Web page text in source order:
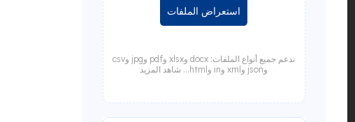
استعراض الملفات
ندعم جميع أنواع الملفات: docx وxlsx وpdf وjpg وcsv
وjson وxml وin وhtml... شاهد المزيد